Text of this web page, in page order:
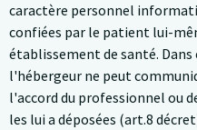
caractère personnel
confiées par le patient lui-
établissement de santé. Dans
l'hébergeur ne peut
l'accord du professionnel ou
les lui a déposées (art.8